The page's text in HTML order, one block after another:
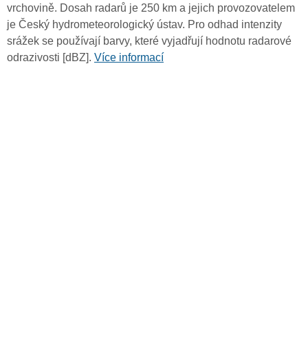
vrchovině. Dosah radarů je 250 km a jejich provozovatelem
je Český hydrometeorologický ústav. Pro odhad intenzity
srážek se používají barvy, které vyjadřují hodnotu radarové
odrazivosti [dBZ]. Více informací